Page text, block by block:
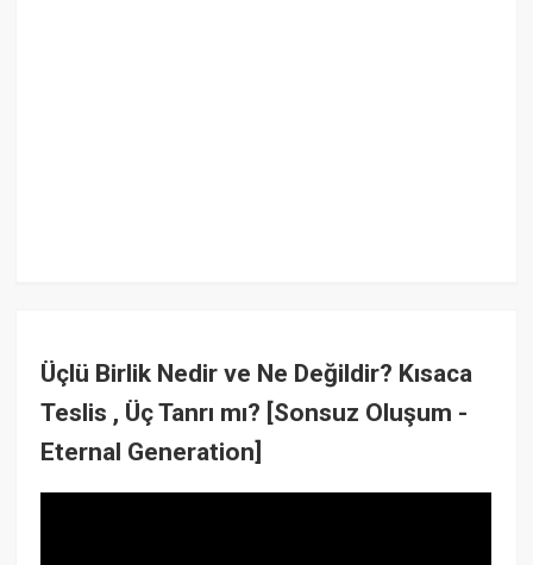
Üçlü Birlik Nedir ve Ne Değildir? Kısaca
Teslis , Üç Tanrı mı? [Sonsuz Oluşum -
Eternal Generation]